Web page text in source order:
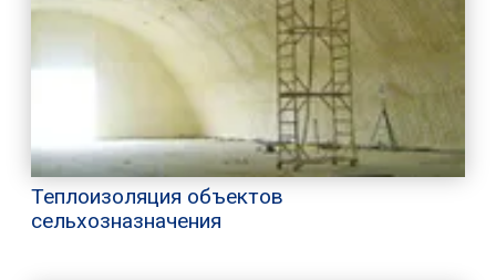
Теплоизоляция объектов
сельхозназначения